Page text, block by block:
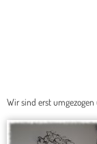
Wir sind erst